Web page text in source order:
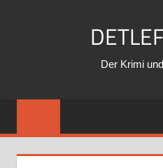
Der Krimi